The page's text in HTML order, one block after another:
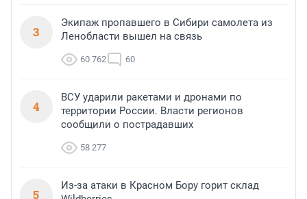
3
Экипаж пропавшего в Сибири самолета из
Ленобласти вышел на связь
60 762 60
4
ВСУ ударили ракетами и дронами по
территории России. Власти регионов
сообщили о пострадавших
58 277
5
Из-за атаки в Красном Бору горит склад